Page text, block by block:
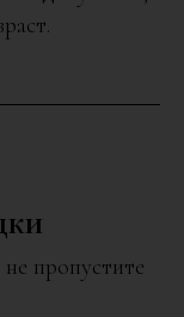
пропустите